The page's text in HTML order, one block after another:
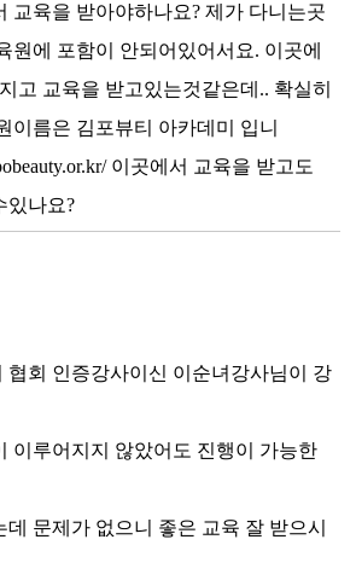
교육을 받아야하나요? 제가 다니는곳
원에 포함이 안되어있어서요. 이곳에
고 교육을 받고있는것같은데.. 확실히
이름은 김포뷰티 아카데미 입니
이곳에서 교육을 받고도
있나요?
협회 인증강사이신 이순녀강사님이 강
이루어지지 않았어도 진행이 가능한
문제가 없으니 좋은 교육 잘 받으시